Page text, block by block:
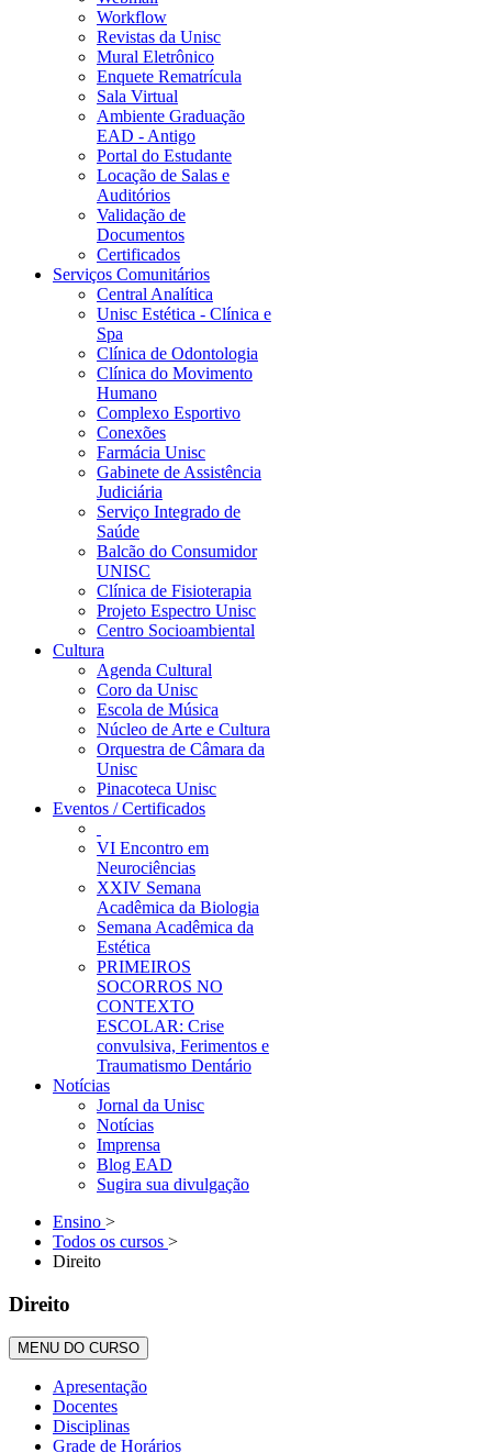
Workflow
Revistas da Unisc
Mural Eletrônico
Enquete Rematrícula
Sala Virtual
Ambiente Graduação
EAD - Antigo
Portal do Estudante
Locação de Salas e
Auditórios
Validação de
Documentos
Certificados
Serviços Comunitários
Central Analítica
Unisc Estética - Clínica e
Spa
Clínica de Odontologia
Clínica do Movimento
Humano
Complexo Esportivo
Conexões
Farmácia Unisc
Gabinete de Assistência
Judiciária
Serviço Integrado de
Saúde
Balcão do Consumidor
UNISC
Clínica de Fisioterapia
Projeto Espectro Unisc
Centro Socioambiental
Cultura
Agenda Cultural
Coro da Unisc
Escola de Música
Núcleo de Arte e Cultura
Orquestra de Câmara da
Unisc
Pinacoteca Unisc
Eventos / Certificados
VI Encontro em
Neurociências
XXIV Semana
Acadêmica da Biologia
Semana Acadêmica da
Estética
PRIMEIROS
SOCORROS NO
CONTEXTO
ESCOLAR: Crise
convulsiva, Ferimentos e
Traumatismo Dentário
Notícias
Jornal da Unisc
Notícias
Imprensa
Blog EAD
Sugira sua divulgação
Ensino >
Todos os cursos >
Direito
Direito
MENU DO CURSO
Apresentação
Docentes
Disciplinas
Grade de Horários